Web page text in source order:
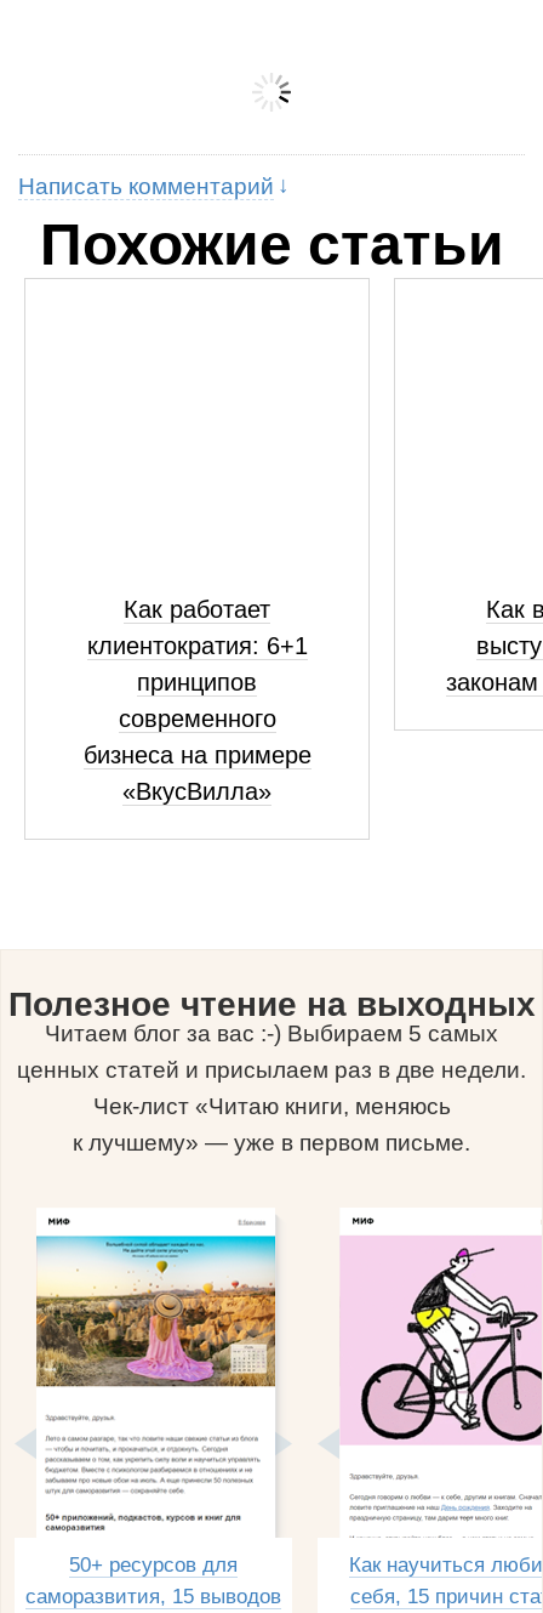
Написать комментарий
Похожие статьи
Как работает
клиентократия: 6+1
принципов
современного
бизнеса на примере
«ВкусВилла»
Как
Полезное чтение на выходных
Читаем блог за вас :-) Выбираем 5 самых
ценных статей и присылаем раз в две недели.
Чек-лист «Читаю книги, меняюсь
к лучшему» — уже в первом письме.
50+ ресурсов для
саморазвития, 15 выводов
Как научиться
себя, 15 причин